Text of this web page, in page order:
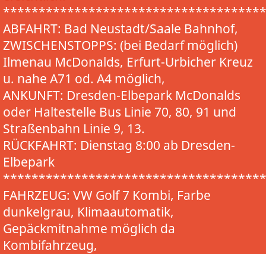
ABFAHRT: Bad Neustadt/Saale Bahnhof,
ZWISCHENSTOPPS: (bei Bedarf möglich)
Ilmenau McDonalds, Erfurt-Urbicher Kreuz
u. nahe A71 od. A4 möglich,
ANKUNFT: Dresden-Elbepark McDonalds
oder Haltestelle Bus Linie 70, 80, 91 und
Straßenbahn Linie 9, 13.
RÜCKFAHRT: Dienstag 8:00 ab Dresden-
Elbepark
FAHRZEUG: VW Golf 7 Kombi, Farbe
dunkelgrau, Klimaautomatik,
Gepäckmitnahme möglich da
Kombifahrzeug,